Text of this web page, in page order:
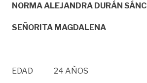
NORMA ALEJANDRA DURÁN
SEÑORITA MAGDALENA
EDAD 24 AÑOS